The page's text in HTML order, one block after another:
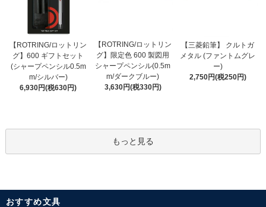
【ROTRING/ロットリン
グ】600 ギフトセット
(シャープペンシル0.5m
m/シルバー)
6,930円(税630円)
【ROTRING/ロットリン
グ】限定色 600 製図用
シャープペンシル(0.5m
m/ダークブルー)
3,630円(税330円)
【三菱鉛筆】 クルトガ
メタル (ファントムグレ
ー)
2,750円(税250円)
もっと見る
おすすめ文具